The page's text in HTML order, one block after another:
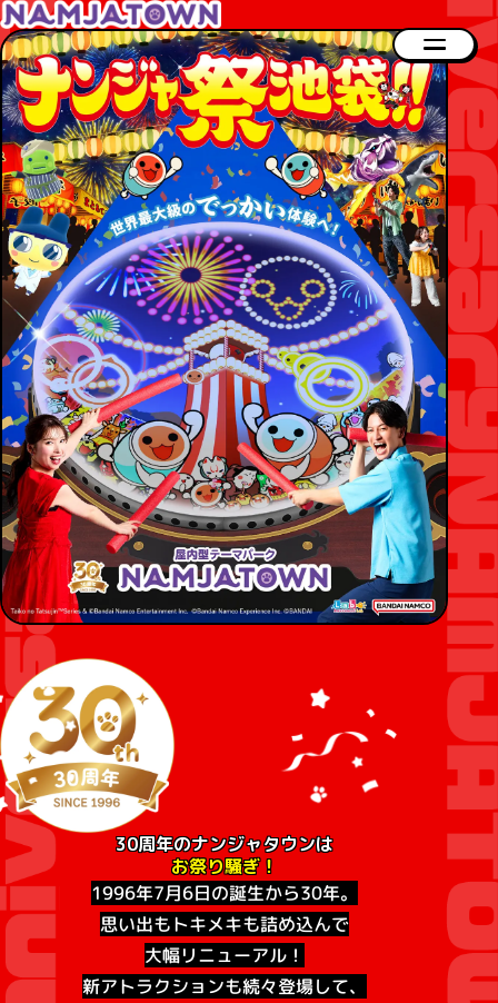
30周年のナンジャタウンは
お祭り騒ぎ！
1996年7月6日の誕生から30年。
思い出もトキメキも詰め込んで
大幅リニューアル！
新アトラクションも続々登場して、